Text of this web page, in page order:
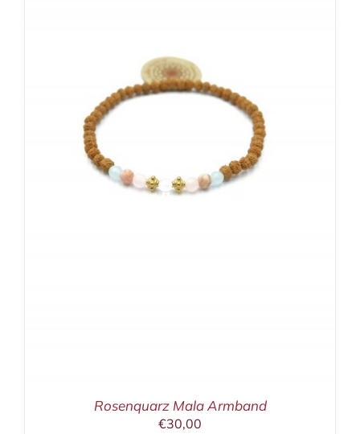
Rosenquarz Mala Armband
€30,00